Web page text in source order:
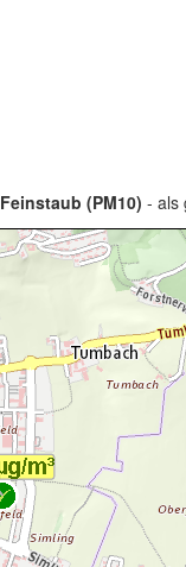
Feinstaub (PM10) - als